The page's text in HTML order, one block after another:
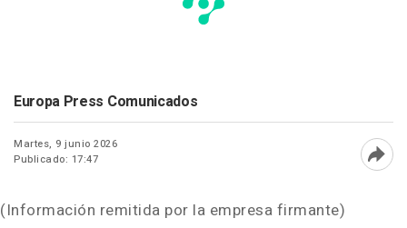
Europa Press Comunicados
Martes, 9 junio 2026
Publicado: 17:47
(Información remitida por la empresa firmante)